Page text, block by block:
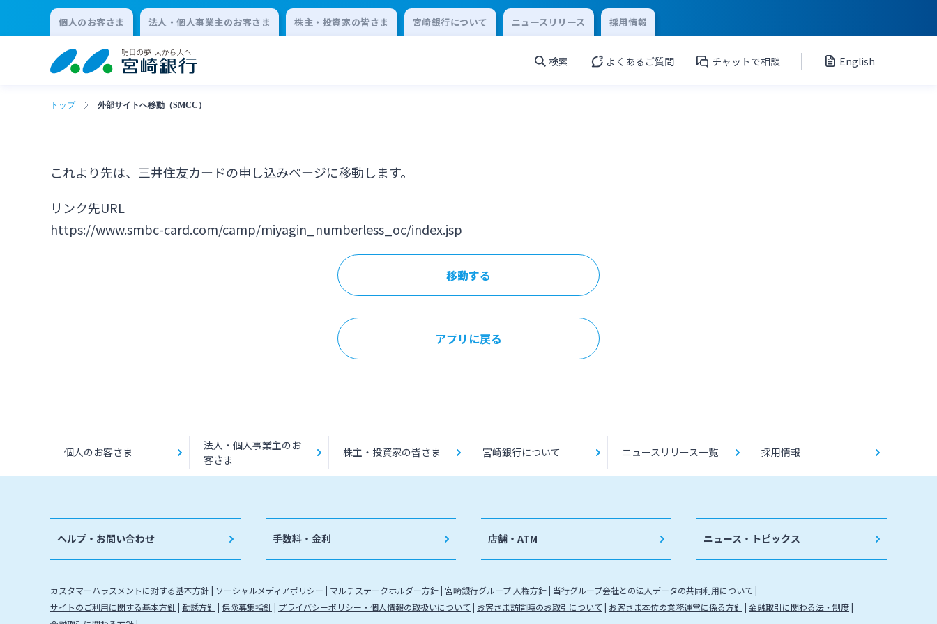
個人のお客さま 法人・個人事業主のお客さま 株主・投資家の皆さま 宮崎銀行について ニュースリリース 採用情報
検索 よくあるご質問 チャットで相談 English
トップ 外部サイトへ移動（SMCC）
これより先は、三井住友カードの申し込みページに移動します。
リンク先URL
https://www.smbc-card.com/camp/miyagin_numberless_oc/index.jsp
移動する
アプリに戻る
個人のお客さま
法人・個人事業主のお
客さま
株主・投資家の皆さま 宮崎銀行について ニュースリリース一覧 採用情報
ヘルプ・お問い合わせ 手数料・金利 店舗・ATM ニュース・トピックス
カスタマーハラスメントに対する基本方針 ソーシャルメディアポリシー マルチステークホルダー方針 宮崎銀行グループ 人権方針 当行グループ会社との法人データの共同利用について
サイトのご利用に関する基本方針 勧誘方針 保険募集指針 プライバシーポリシー・個人情報の取扱いについて お客さま訪問時のお取引について お客さま本位の業務運営に係る方針 金融取引に関わる法・制度